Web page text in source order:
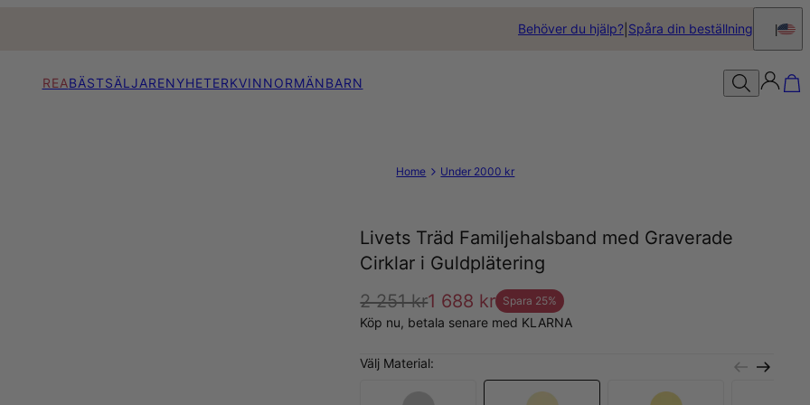
Behöver du hjälp? Spåra din beställning
REABÄSTSÄLJARENYHETERKVINNORMÄNBARN
Home Under 2000 kr
Livets Träd Familjehalsband med Graverade
Cirklar i Guldplätering
2 251 kr1 688 kr Spara 25%
Köp nu, betala senare med KLARNA
Välj Material: